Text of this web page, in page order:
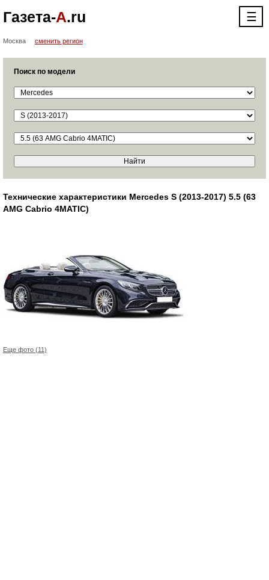
Газета-А.ru ☰
Москва сменить регион
Поиск по модели
Технические характеристики Mercedes S (2013-2017) 5.5 (63
AMG Cabrio 4MATIC)
Еще фото (11)